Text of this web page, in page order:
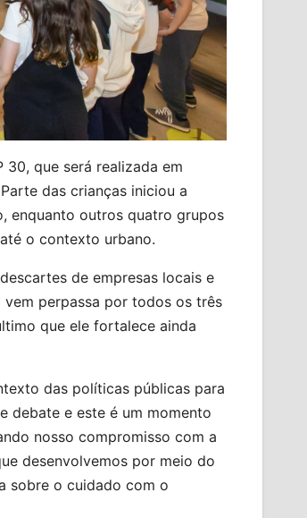
30, que será realizada em
das crianças iniciou a
enquanto outros quatro grupos
o contexto urbano.
de empresas locais e
perpassa por todos os três
que ele fortalece ainda
das políticas públicas para
debate e este é um momento
nosso compromisso com a
desenvolvemos por meio do
sobre o cuidado com o